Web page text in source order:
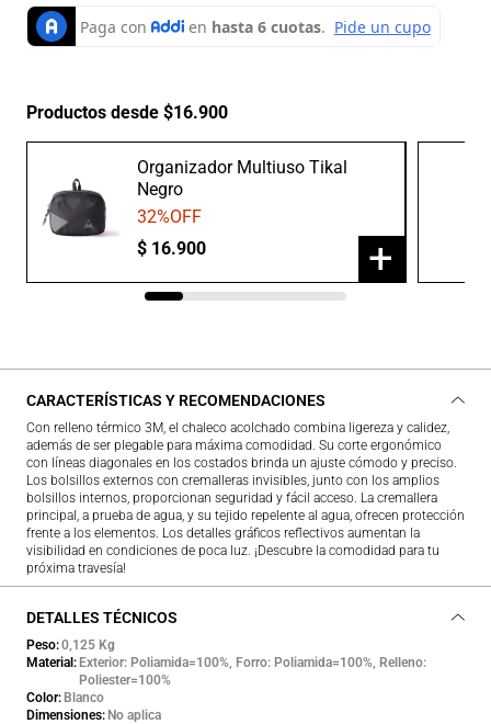
Productos desde $16.900
Organizador Multiuso Tikal
Negro
32%OFF
$ 16.900 +
CARACTERÍSTICAS Y RECOMENDACIONES
Con relleno térmico 3M, el chaleco acolchado combina ligereza y calidez,
además de ser plegable para máxima comodidad. Su corte ergonómico
con líneas diagonales en los costados brinda un ajuste cómodo y preciso.
Los bolsillos externos con cremalleras invisibles, junto con los amplios
bolsillos internos, proporcionan seguridad y fácil acceso. La cremallera
principal, a prueba de agua, y su tejido repelente al agua, ofrecen protección
frente a los elementos. Los detalles gráficos reflectivos aumentan la
visibilidad en condiciones de poca luz. ¡Descubre la comodidad para tu
próxima travesía!
DETALLES TÉCNICOS
Peso 0,125 Kg
Material
Exterior: Poliamida=100%, Forro: Poliamida=100%, Relleno:
Poliester=100%
Color Blanco
Dimensiones No aplica